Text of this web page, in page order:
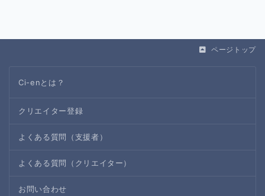
ページトップ
Ci-enとは？
クリエイター登録
よくある質問（支援者）
よくある質問（クリエイター）
お問い合わせ